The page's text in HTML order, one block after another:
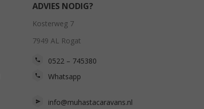
ADVIES NODIG?
Kosterweg 7
7949 AL Rogat
0522 – 745380
Whatsapp
info@muhastacaravans.nl